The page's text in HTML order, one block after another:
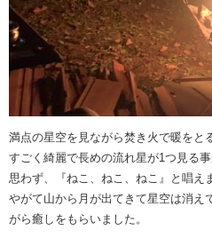
満点の星空を見ながら焚き火で暖をと
すごく綺麗で長めの流れ星が1つ見る事
思わず、『ねこ、ねこ、ねこ』と唱え
やがて山から月が出てきて星空は消え
がら癒しをもらいました。